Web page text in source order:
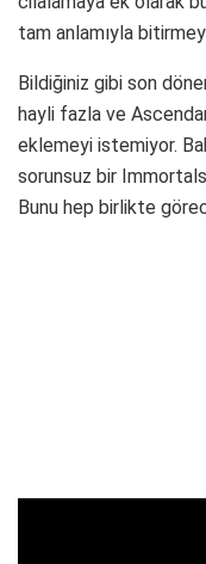
tam anlamıyla
Bildiğiniz gibi son
hayli fazla ve
eklemeyi istemiyor.
sorunsuz bir
Bunu hep birlikte